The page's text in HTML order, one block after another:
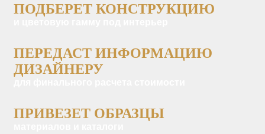
ПОДБЕРЕТ КОНСТРУКЦИЮ
ПЕРЕДАСТ ИНФОРМАЦИЮ
ДИЗАЙНЕРУ
ПРИВЕЗЕТ ОБРАЗЦЫ